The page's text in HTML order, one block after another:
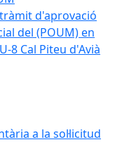
d'aprovació
del (POUM) en
8 Cal Piteu d'Avià
a la sol·licitud